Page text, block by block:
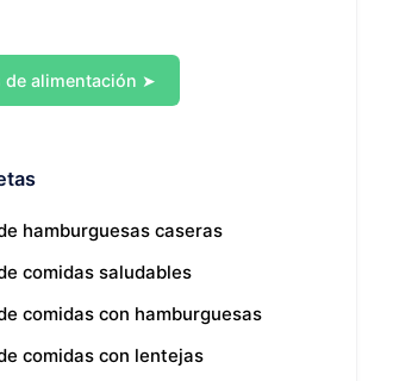
de alimentación ➤
hamburguesas caseras
comidas saludables
comidas con hamburguesas
comidas con lentejas